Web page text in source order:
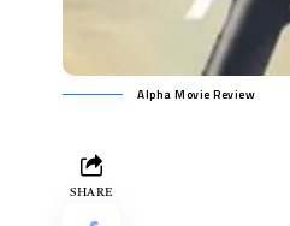
Alpha Movie Review
SHARE